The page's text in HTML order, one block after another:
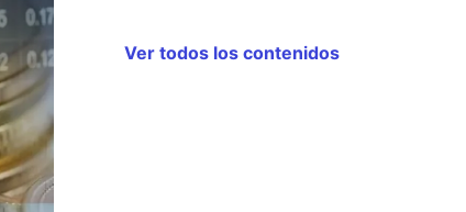
Ver todos los contenidos